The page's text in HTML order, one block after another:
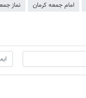
امام جمعه کرمان نماز